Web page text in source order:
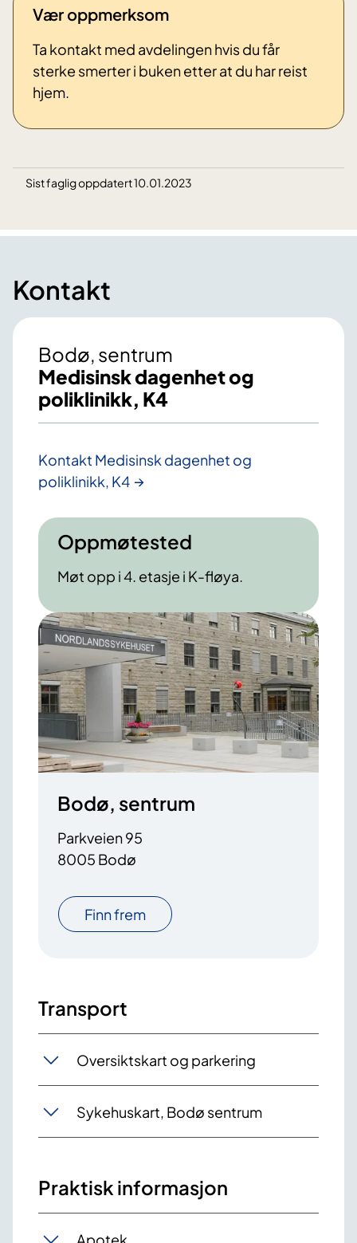
Vær oppmerksom
Ta kontakt med avdelingen hvis du får
sterke smerter i buken etter at du har reist
hjem.
Sist faglig oppdatert 10.01.2023
Kontakt
Bodø, sentrum
Medisinsk dagenhet og
poliklinikk, K4
Kontakt Medisinsk dagenhet og
poliklinikk, K4
Oppmøtested
Møt opp i 4. etasje i K-fløya.
Bodø, sentrum
Parkveien 95
8005 Bodø
Finn frem
Transport
Oversiktskart og parkering
Sykehuskart, Bodø sentrum
Praktisk informasjon